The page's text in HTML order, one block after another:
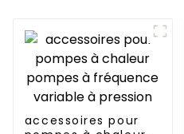
accessoires pour